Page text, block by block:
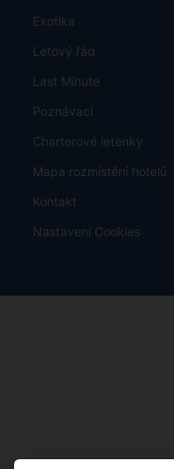
Exotika
Letový řád
Last Minute
Poznávací
Charterové letenky
Mapa rozmístění hotelů
Kontakt
Nastavení Cookies